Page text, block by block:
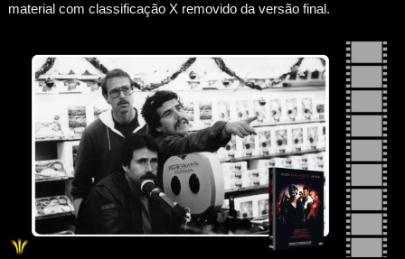
material com classificação X removido da versão final.